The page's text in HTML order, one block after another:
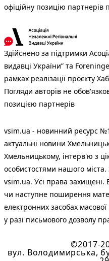
офіційну позицію партнерів
Здійснено за підтримки
видавці України” та
рамках реалізації проєкту
Погляди авторів не
позицією партнерів
vsim.ua - новинний ресурс
актуальні новини
Хмельницькому, інтерв'ю з
особистостями нашого
vsim.ua. Усі права захищені.
чи наступне поширення
електронних засобах
у разі письмового дозволу
©2017-
вул. Володимирська,